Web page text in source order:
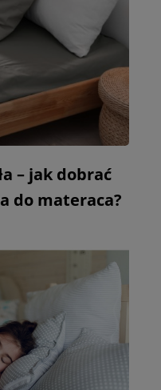
– jak dobrać
do materaca?